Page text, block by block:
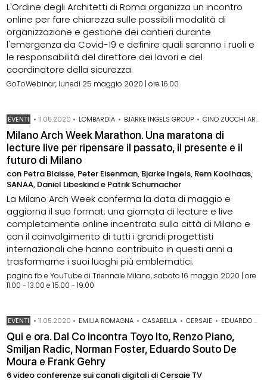
L'Ordine degli Architetti di Roma organizza un incontro
online per fare chiarezza sulle possibili modalità di
organizzazione e gestione dei cantieri durante
l'emergenza da Covid-19 e definire quali saranno i ruoli e
le responsabilità del direttore dei lavori e del
coordinatore della sicurezza.
GoToWebinar, lunedì 25 maggio 2020 | ore 16.00
EVENTI •11.05.2020 • LOMBARDIA • BJARKE INGELS GROUP • CINO ZUCCHI ARCHITETTI
Milano Arch Week Marathon. Una maratona di
lecture live per ripensare il passato, il presente e il
futuro di Milano
con Petra Blaisse, Peter Eisenman, Bjarke Ingels, Rem Koolhaas,
SANAA, Daniel Libeskind e Patrik Schumacher
La Milano Arch Week conferma la data di maggio e
aggiorna il suo format: una giornata di lecture e live
completamente online incentrata sulla città di Milano e
con il coinvolgimento di tutti i grandi progettisti
internazionali che hanno contribuito in questi anni a
trasformarne i suoi luoghi più emblematici.
pagina fb e YouTube di Triennale Milano, sabato 16 maggio 2020 | ore
11.00 - 13.00 e 15.00 - 19.00
EVENTI •11.05.2020 • EMILIA ROMAGNA • CASABELLA • CERSAIE • EDUARDO SOUTO DE MOURA
Qui e ora. Dal Co incontra Toyo Ito, Renzo Piano,
Smiljan Radic, Norman Foster, Eduardo Souto De
Moura e Frank Gehry
6 video conferenze sui canali digitali di Cersaie TV